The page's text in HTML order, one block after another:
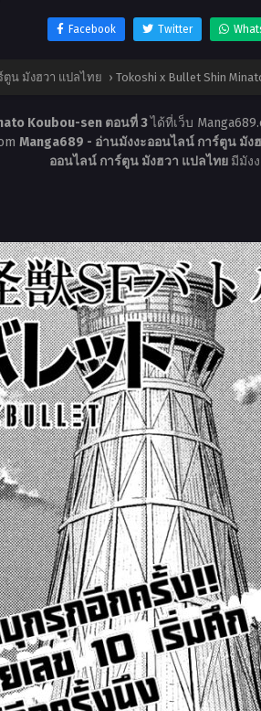
Facebook Twitter
ตูน มังฮวา แปลไทย › Tokoshi x Bullet Shin
Koubou-sen ตอนที่ 3ได้ที่เว็บ
Manga689 - อ่านมังงะออนไลน์ การ์ตูน มัง
ออนไลน์ การ์ตูน มังฮวา แปลไทย มีมัง